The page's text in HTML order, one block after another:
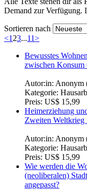
Demand zur Verfügung.
Sortieren nach
<123...11>
Bewusstes
zwischen Konsum
Autor:in: Anonym
Kategorie:
Preis: US$ 15,99
Heimerziehung
Zweiten Weltkrieg
Autor:in: Anonym
Kategorie:
Preis: US$ 15,99
Wie werden die
(neoliberalen)
angepasst?